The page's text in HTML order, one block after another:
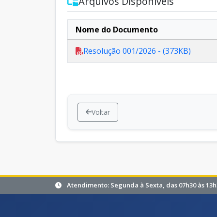
Nome do Documento
Resolução 001/2026 - (373KB)
Voltar
Atendimento: Segunda à Sexta, das 07h30 às